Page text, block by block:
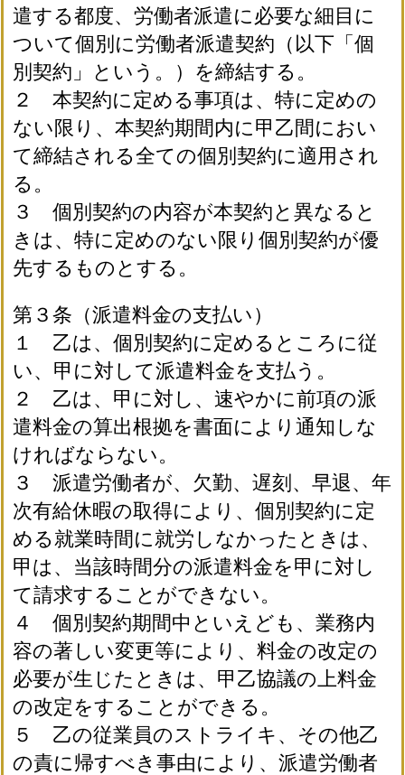
遣する都度、労働者派遣に必要な細目に
ついて個別に労働者派遣契約（以下「個
別契約」という。）を締結する。
２ 本契約に定める事項は、特に定めの
ない限り、本契約期間内に甲乙間におい
て締結される全ての個別契約に適用され
る。
３ 個別契約の内容が本契約と異なると
きは、特に定めのない限り個別契約が優
先するものとする。
第３条（派遣料金の支払い）
１ 乙は、個別契約に定めるところに従
い、甲に対して派遣料金を支払う。
２ 乙は、甲に対し、速やかに前項の派
遣料金の算出根拠を書面により通知しな
ければならない。
３ 派遣労働者が、欠勤、遅刻、早退、年
次有給休暇の取得により、個別契約に定
める就業時間に就労しなかったときは、
甲は、当該時間分の派遣料金を甲に対し
て請求することができない。
４ 個別契約期間中といえども、業務内
容の著しい変更等により、料金の改定の
必要が生じたときは、甲乙協議の上料金
の改定をすることができる。
５ 乙の従業員のストライキ、その他乙
の責に帰すべき事由により、派遣労働者